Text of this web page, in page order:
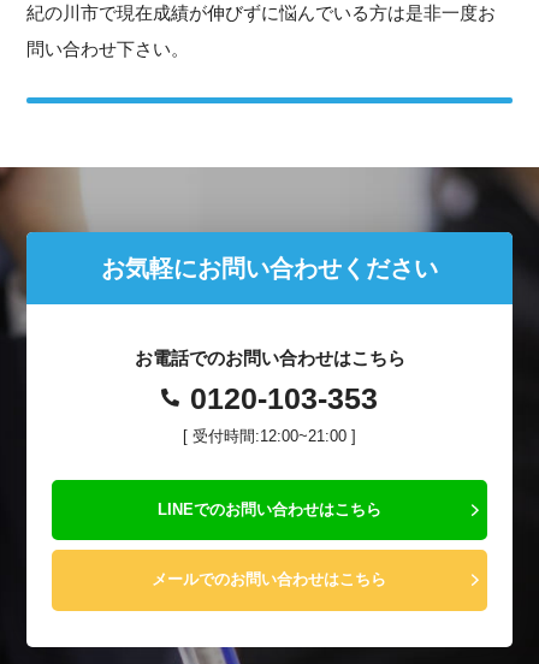
紀の川市で現在成績が伸びずに悩んでいる方は是非一度お
問い合わせ下さい。
お気軽にお問い合わせください
お電話でのお問い合わせはこちら
0120-103-353
[ 受付時間:12:00~21:00 ]
LINEでのお問い合わせはこちら
メールでのお問い合わせはこちら